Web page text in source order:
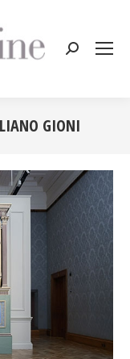
Cerca:
GIONI